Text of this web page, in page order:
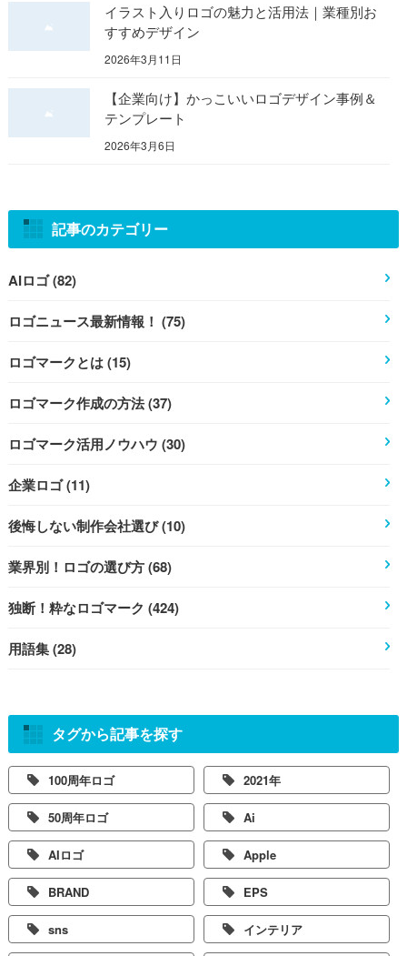
イラスト入りロゴの魅力と活用法｜業種別お
すすめデザイン
2026年3月11日
【企業向け】かっこいいロゴデザイン事例＆
テンプレート
2026年3月6日
記事のカテゴリー
AIロゴ (82)
ロゴニュース最新情報！ (75)
ロゴマークとは (15)
ロゴマーク作成の方法 (37)
ロゴマーク活用ノウハウ (30)
企業ロゴ (11)
後悔しない制作会社選び (10)
業界別！ロゴの選び方 (68)
独断！粋なロゴマーク (424)
用語集 (28)
タグから記事を探す
100周年ロゴ 2021年
50周年ロゴ Ai
AIロゴ Apple
BRAND EPS
sns インテリア